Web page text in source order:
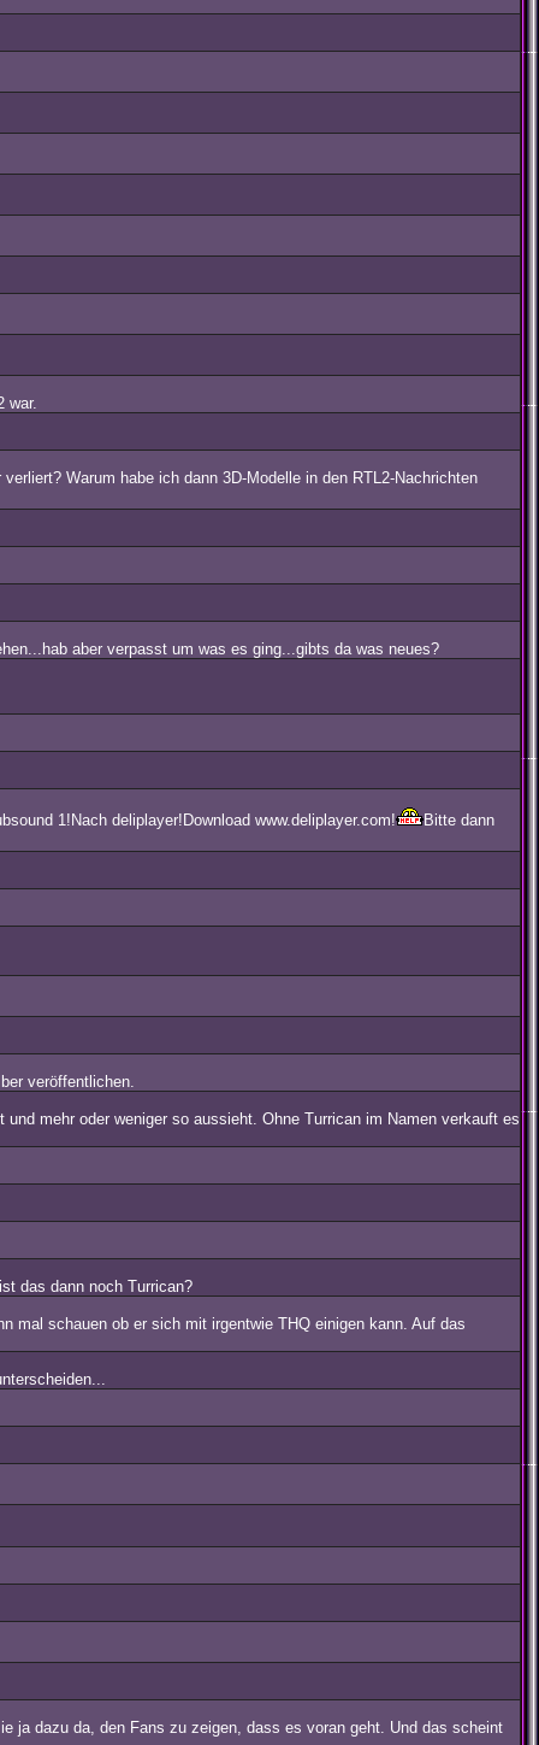
war.
Warum habe ich dann 3D-Modelle in den RTL2-Nachrichten
aber verpasst um was es ging...gibts da was neues?
1!Nach deliplayer!Download www.deliplayer.com! Bitte dann
veröffentlichen.
mehr oder weniger so aussieht. Ohne Turrican im Namen verkauft es
das dann noch Turrican?
mal schauen ob er sich mit irgentwie THQ einigen kann. Auf das
ja dazu da, den Fans zu zeigen, dass es voran geht. Und das scheint